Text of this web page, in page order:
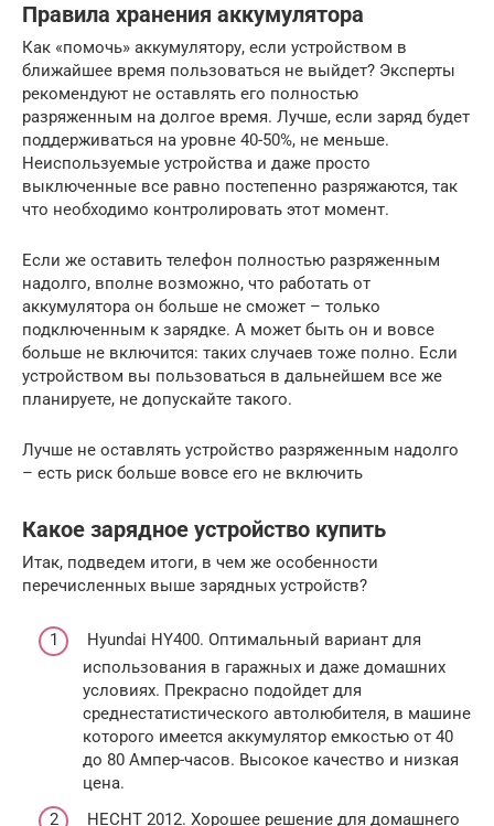
Правила хранения аккумулятора
Как «помочь» аккумулятору, если устройством в
ближайшее время пользоваться не выйдет? Эксперты
рекомендуют не оставлять его полностью
разряженным на долгое время. Лучше, если заряд будет
поддерживаться на уровне 40-50%, не меньше.
Неиспользуемые устройства и даже просто
выключенные все равно постепенно разряжаются, так
что необходимо контролировать этот момент.
Если же оставить телефон полностью разряженным
надолго, вполне возможно, что работать от
аккумулятора он больше не сможет – только
подключенным к зарядке. А может быть он и вовсе
больше не включится: таких случаев тоже полно. Если
устройством вы пользоваться в дальнейшем все же
планируете, не допускайте такого.
Лучше не оставлять устройство разряженным надолго
– есть риск больше вовсе его не включить
Какое зарядное устройство купить
Итак, подведем итоги, в чем же особенности
перечисленных выше зарядных устройств?
Hyundai HY400. Оптимальный вариант для
использования в гаражных и даже домашних
условиях. Прекрасно подойдет для
среднестатистического автолюбителя, в машине
которого имеется аккумулятор емкостью от 40
до 80 Ампер-часов. Высокое качество и низкая
цена.
HECHT 2012. Хорошее решение для домашнего